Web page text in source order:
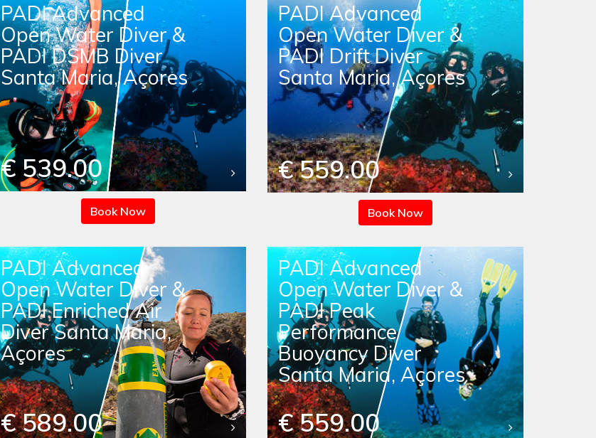
PADI Advanced
Open Water Diver &
PADI DSMB Diver
Santa Maria, Açores
€ 539.00
Book Now
PADI Advanced
Open Water Diver &
PADI Drift Diver
Santa Maria, Açores
€ 559.00
Book Now
PADI Advanced
Open Water Diver &
PADI Enriched Air
Diver Santa Maria,
Açores
€ 589.00
PADI Advanced
Open Water Diver &
PADI Peak
Performance
Buoyancy Diver
Santa Maria, Açores
€ 559.00